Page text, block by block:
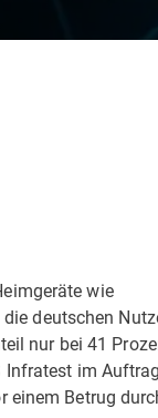
wie
deutschen
nur bei 41
Infratest im
einem Betrug